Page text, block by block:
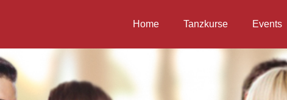
Home Tanzkurse Events